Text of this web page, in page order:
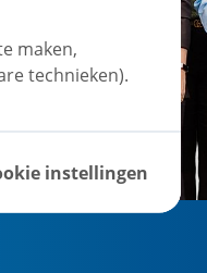
maken,
technieken).
instellingen